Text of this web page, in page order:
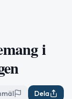
i
Dela